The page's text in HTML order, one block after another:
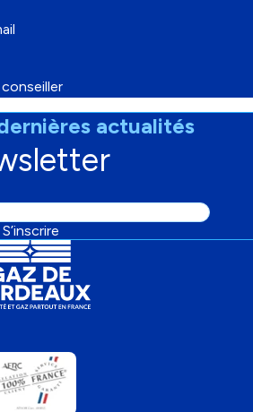
conseiller
actualités
S’inscrire